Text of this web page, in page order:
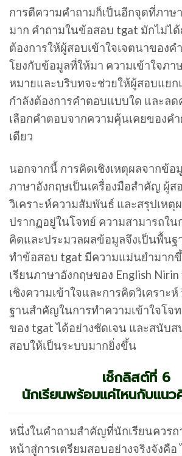
การตีความคำถามก็เป็นอีกจุดที่ภาษ
มาก คำถามในข้อสอบ tgat มักไม่ไ
ต้องการให้ผู้สอบเข้าใจเจตนาของค
โยงกับข้อมูลที่ให้มา ความเข้าใจภา
หมายและบริบทจะช่วยให้ผู้สอบแยก
กำลังต้องการคำตอบแบบใด และลด
เลือกคำตอบจากความคุ้นเคยของค
เดียว
นอกจากนี้ การคิดเชิงเหตุผลจากข้อ
ภาษาอังกฤษเป็นเครื่องมือสำคัญ ผู้
วิเคราะห์ความสัมพันธ์ และสรุปเหตุ
ปรากฏอยู่ในโจทย์ ความสามารถใน
คิดและประมวลผลข้อมูลจึงเป็นพื้นฐ
ทำข้อสอบ tgat มีความแม่นยำมาก
เรียนภาษาอังกฤษของ English Nirin
เชิงความเข้าใจและการคิดวิเคราะ
ฐานสำคัญในการทำความเข้าใจโจ
ของ tgat ได้อย่างชัดเจน และสนับส
สอบให้เป็นระบบมากยิ่งขึ้น
เช็กลิสต์ที่ 6
นักเรียนพร้อมแค่ไหนกับแน
หนึ่งในคำถามสำคัญที่นักเรียนควรถ
หน้าสู่การเตรียมสอบอย่างจริงจังคือ